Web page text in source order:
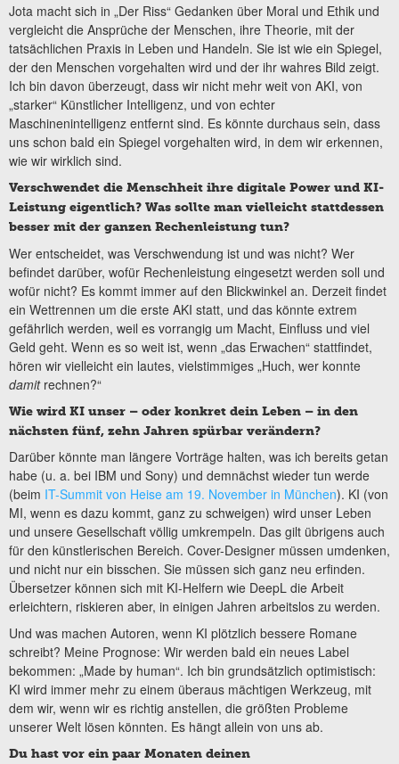
Jota macht sich in „Der Riss“ Gedanken über Moral und Ethik und
vergleicht die Ansprüche der Menschen, ihre Theorie, mit der
tatsächlichen Praxis in Leben und Handeln. Sie ist wie ein Spiegel,
der den Menschen vorgehalten wird und der ihr wahres Bild zeigt.
Ich bin davon überzeugt, dass wir nicht mehr weit von AKI, von
„starker“ Künstlicher Intelligenz, und von echter
Maschinenintelligenz entfernt sind. Es könnte durchaus sein, dass
uns schon bald ein Spiegel vorgehalten wird, in dem wir erkennen,
wie wir wirklich sind.
Verschwendet die Menschheit ihre digitale Power und KI-
Leistung eigentlich? Was sollte man vielleicht stattdessen
besser mit der ganzen Rechenleistung tun?
Wer entscheidet, was Verschwendung ist und was nicht? Wer
befindet darüber, wofür Rechenleistung eingesetzt werden soll und
wofür nicht? Es kommt immer auf den Blickwinkel an. Derzeit findet
ein Wettrennen um die erste AKI statt, und das könnte extrem
gefährlich werden, weil es vorrangig um Macht, Einfluss und viel
Geld geht. Wenn es so weit ist, wenn „das Erwachen“ stattfindet,
hören wir vielleicht ein lautes, vielstimmiges „Huch, wer konnte
damitrechnen?“
Wie wird KI unser – oder konkret dein Leben – in den
nächsten fünf, zehn Jahren spürbar verändern?
Darüber könnte man längere Vorträge halten, was ich bereits getan
habe (u. a. bei IBM und Sony) und demnächst wieder tun werde
(beim IT-Summit von Heise am 19. November in München). KI (von
MI, wenn es dazu kommt, ganz zu schweigen) wird unser Leben
und unsere Gesellschaft völlig umkrempeln. Das gilt übrigens auch
für den künstlerischen Bereich. Cover-Designer müssen umdenken,
und nicht nur ein bisschen. Sie müssen sich ganz neu erfinden.
Übersetzer können sich mit KI-Helfern wie DeepL die Arbeit
erleichtern, riskieren aber, in einigen Jahren arbeitslos zu werden.
Und was machen Autoren, wenn KI plötzlich bessere Romane
schreibt? Meine Prognose: Wir werden bald ein neues Label
bekommen: „Made by human“. Ich bin grundsätzlich optimistisch:
KI wird immer mehr zu einem überaus mächtigen Werkzeug, mit
dem wir, wenn wir es richtig anstellen, die größten Probleme
unserer Welt lösen könnten. Es hängt allein von uns ab.
Du hast vor ein paar Monaten deinen